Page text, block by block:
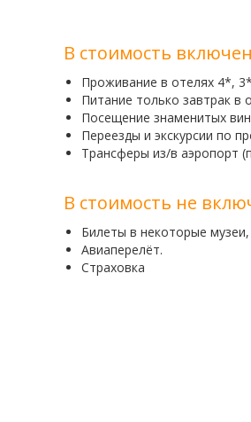
В стоимость
Проживание в отелях 4*,
Питание только завтрак в
Посещение знаменитых
Переезды и экскурсии по
Трансферы из/в аэропорт
В стоимость не
Билеты в некоторые
Авиаперелёт.
Страховкa